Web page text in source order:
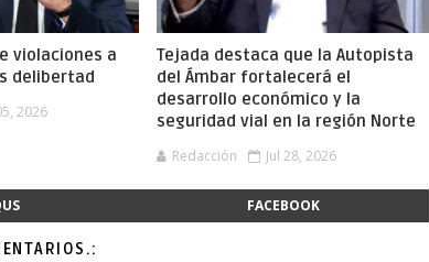
violaciones a
delibertad
2026
Tejada destaca que la Autopista
del Ámbar fortalecerá el
desarrollo económico y la
seguridad vial en la región Norte
Redacción Jul 28, 2026
FACEBOOK